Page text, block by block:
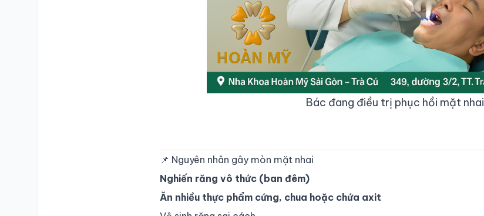
Bác đang điều trị phục hồi mặt nhai
📌 Nguyên nhân gây mòn mặt nhai
Nghiến răng vô thức (ban đêm)
Ăn nhiều thực phẩm cứng, chua hoặc chứa axit